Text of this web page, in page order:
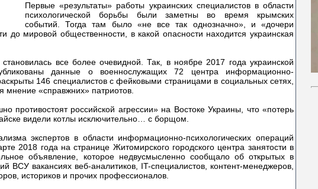
Первые «результаты» работы украинских специалистов в области
психологической борьбы были заметны во время крымских
событий. Тогда там было «не все так однозначно», и «дочери
до мировой общественности, в какой опасности находится украинская
становилась все более очевидной. Так, в ноябре 2017 года украинской
данные о военнослужащих 72 центра информационно-
146 специалистов с фейковыми страницами в социальных сетях,
мнение «справжних» патриотов.
противостоят российской агрессии» на Востоке Украины, что «потерь
видели котлы исключительно… с борщом.
экспертов в области информационно-психологических операций
2018 года на странице Житомирского городского центра занятости в
объявление, которое недвусмысленно сообщало об открытых в
ВСУ вакансиях веб-аналитиков, IT-специалистов, контент-менеджеров,
историков и прочих профессионалов.